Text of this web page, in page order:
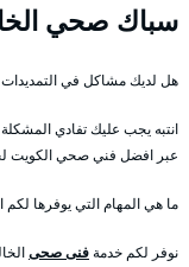
سباك صحي
هل لديك مشاكل في
انتبه يجب عليك تفادي
عبر افضل فني صحي الكويت
ما هي المهام التي يوفرها
نوفر لكم خدمةفنى صحى